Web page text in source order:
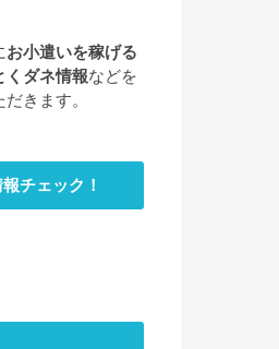
お小遣いを稼げる
くダネ情報などを
きます。
チェック！